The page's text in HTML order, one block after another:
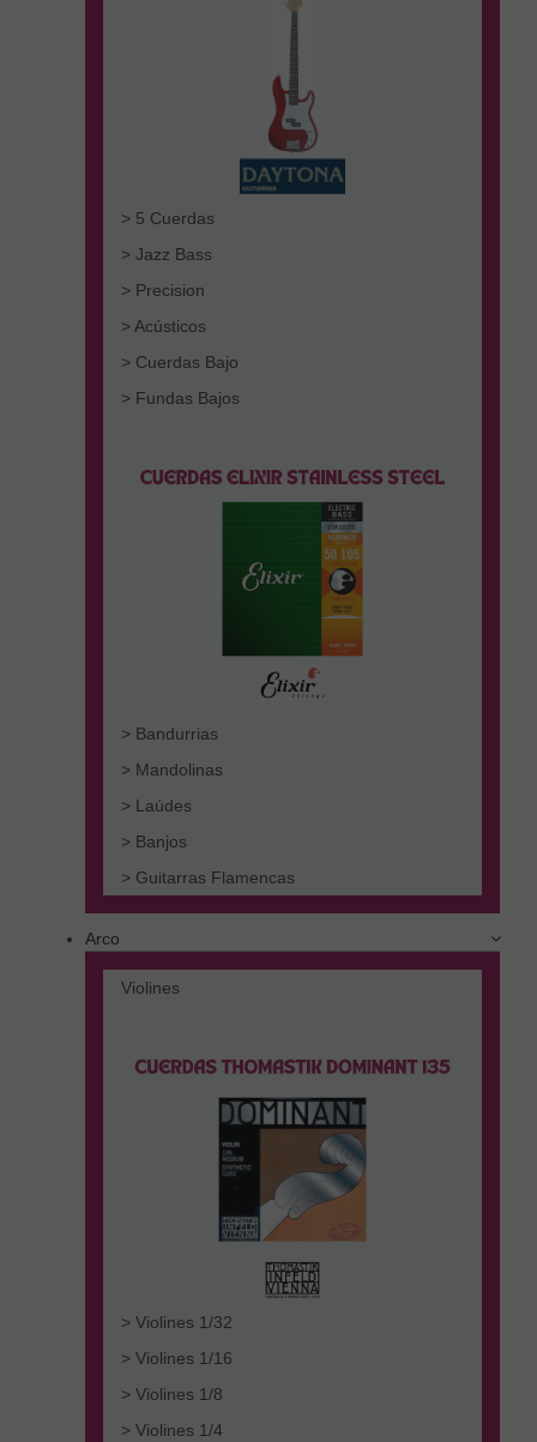
> 5 Cuerdas
> Jazz Bass
> Precision
> Acústicos
> Cuerdas Bajo
> Fundas Bajos
> Bandurrias
> Mandolinas
> Laúdes
> Banjos
> Guitarras Flamencas
Arco
Violines
> Violines 1/32
> Violines 1/16
> Violines 1/8
> Violines 1/4